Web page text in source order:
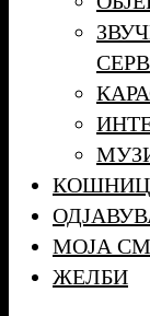
МОЈА
ЖЕЛБИ